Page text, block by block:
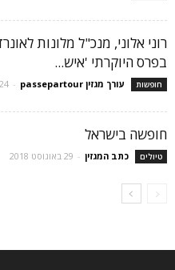
רוני אלוני, מנכ"ל מלונות
בפרס היוקרתי 'איש...
חופשות עורך מגזין passepartour - 24 בפברואר 2025
חופשה בישראל
טיולים כתב המגזין - 29 באוגוסט 2018